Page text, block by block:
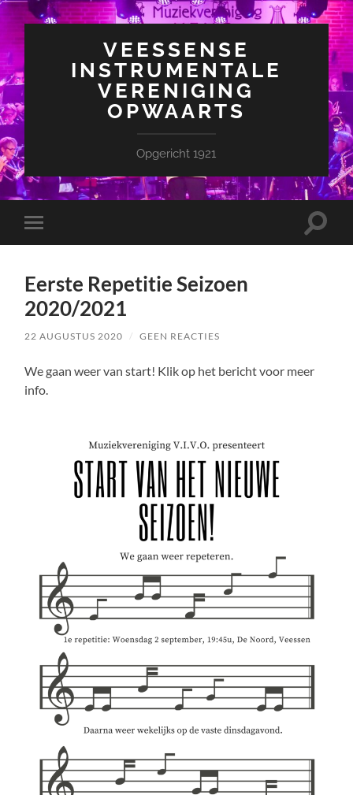
VEESSENSE
INSTRUMENTALE
VERENIGING
OPWAARTS
Opgericht 1921
Toggle
mobiel
Toggle
Eerste Repetitie Seizoen
2020/2021
22 AUGUSTUS 2020 / GEEN REACTIES
We gaan weer van start! Klik op het bericht voor meer
info.